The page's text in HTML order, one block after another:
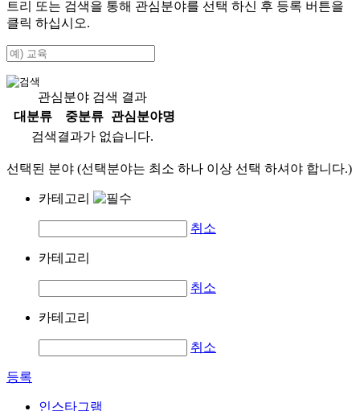
트리 또는 검색을 통해 관심분야를 선택 하신 후 등록 버튼을
클릭 하십시오.
관심분야 검색 결과
대분류
중분류
관심분야명
검색결과가 없습니다.
선택된 분야 (선택분야는 최소 하나 이상 선택 하셔야 합니다.)
카테고리
취소
카테고리
취소
카테고리
취소
등록
인스타그램